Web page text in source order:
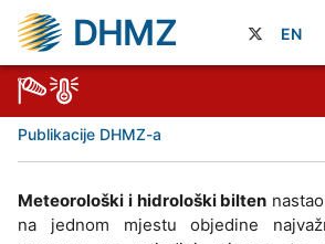
DHMZ EN
Publikacije DHMZ-a
Meteorološki i hidrološki bilten
na jednom mjestu objedine